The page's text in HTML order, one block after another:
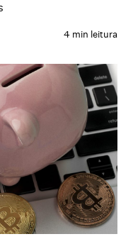
4 min leitura